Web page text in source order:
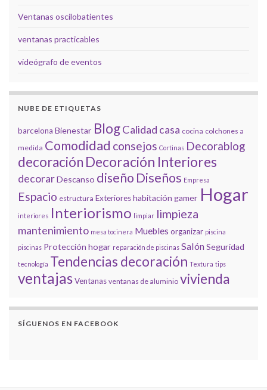
Ventanas oscilobatientes
ventanas practicables
videógrafo de eventos
NUBE DE ETIQUETAS
barcelona Bienestar BlogCalidad casa cocina colchones a
medida Comodidad consejos Cortinas Decorablog
decoración Decoración Interiores
decorarDescanso diseño Diseños Empresa
Espacio estructura Exterioreshabitación gamer Hogar
interiores Interiorismo limpiar limpieza
mantenimiento mesa tocinera Muebles organizar piscina
piscinas Protección hogar reparación de piscinas SalónSeguridad
tecnología Tendencias decoración Textura tips
ventajasVentanas ventanas de aluminio vivienda
SÍGUENOS EN FACEBOOK